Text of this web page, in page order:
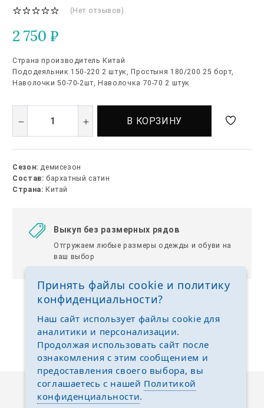
(Нет отзывов)
2 750 ₽
Страна производитель Китай
Пододеяльник 150-220 2 штук, Простыня 180/200 25 борт,
Наволочки 50-70-2шт, Наволочка 70-70 2 штук
В КОРЗИНУ
Сезон: демисезон
Состав: бархатный сатин
Страна: Китай
Выкуп без размерных рядов
Отгружаем любые размеры одежды и обуви на
ваш выбор
Описание Отзывы
Принять файлы cookie и политику
конфиденциальности?
Наш сайт использует файлы cookie для
аналитики и персонализации.
Продолжая использовать сайт после
ознакомления с этим сообщением и
предоставления своего выбора, вы
соглашаетесь с нашей Политикой
конфиденциальности.